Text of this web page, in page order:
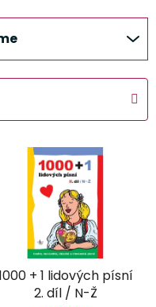
+ 1 lidových písní
2. díl / N-Ž